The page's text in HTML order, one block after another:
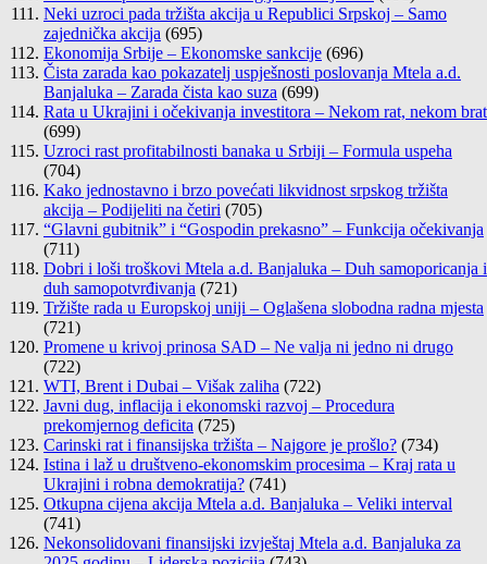
Neki uzroci pada tržišta akcija u Republici Srpskoj – Samo
zajednička akcija (695)
Ekonomija Srbije – Ekonomske sankcije (696)
Čista zarada kao pokazatelj uspješnosti poslovanja Mtela a.d.
Banjaluka – Zarada čista kao suza (699)
Rata u Ukrajini i očekivanja investitora – Nekom rat, nekom brat
(699)
Uzroci rast profitabilnosti banaka u Srbiji – Formula uspeha
(704)
Kako jednostavno i brzo povećati likvidnost srpskog tržišta
akcija – Podijeliti na četiri (705)
“Glavni gubitnik” i “Gospodin prekasno” – Funkcija očekivanja
(711)
Dobri i loši troškovi Mtela a.d. Banjaluka – Duh samoporicanja i
duh samopotvrđivanja (721)
Tržište rada u Europskoj uniji – Oglašena slobodna radna mjesta
(721)
Promene u krivoj prinosa SAD – Ne valja ni jedno ni drugo
(722)
WTI, Brent i Dubai – Višak zaliha (722)
Javni dug, inflacija i ekonomski razvoj – Procedura
prekomjernog deficita (725)
Carinski rat i finansijska tržišta – Najgore je prošlo? (734)
Istina i laž u društveno-ekonomskim procesima – Kraj rata u
Ukrajini i robna demokratija? (741)
Otkupna cijena akcija Mtela a.d. Banjaluka – Veliki interval
(741)
Nekonsolidovani finansijski izvještaj Mtela a.d. Banjaluka za